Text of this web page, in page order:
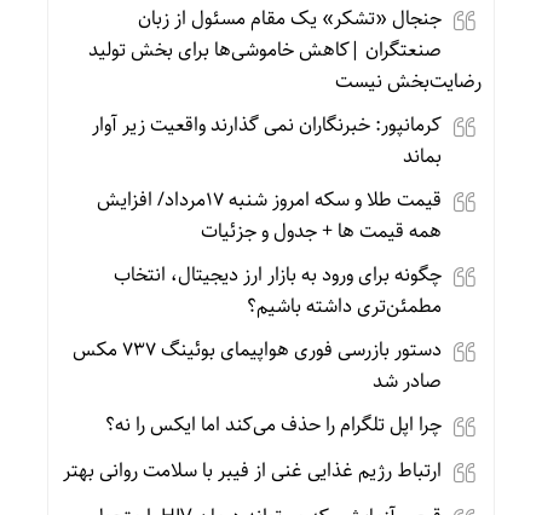
جنجال «تشکر» یک مقام مسئول از زبان
صنعتگران |کاهش خاموشی‌ها برای بخش تولید
رضایت‌بخش نیست
کرمانپور: خبرنگاران نمی گذارند واقعیت زیر آوار
بماند
قیمت طلا و سکه امروز شنبه 17مرداد/ افزایش
همه قیمت ها + جدول و جزئیات
چگونه برای ورود به بازار ارز دیجیتال، انتخاب
مطمئن‌تری داشته باشیم؟
دستور بازرسی فوری هواپیمای بوئینگ ۷۳۷ مکس
صادر شد
چرا اپل تلگرام را حذف می‌کند اما ایکس را نه؟
ارتباط رژیم غذایی غنی از فیبر با سلامت روانی بهتر